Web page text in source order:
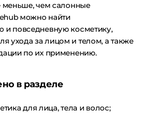
меньше, чем салонные
можно найти
и повседневную косметику,
ухода за лицом и телом, а также
по их применению.
в разделе
для лица, тела и волос;